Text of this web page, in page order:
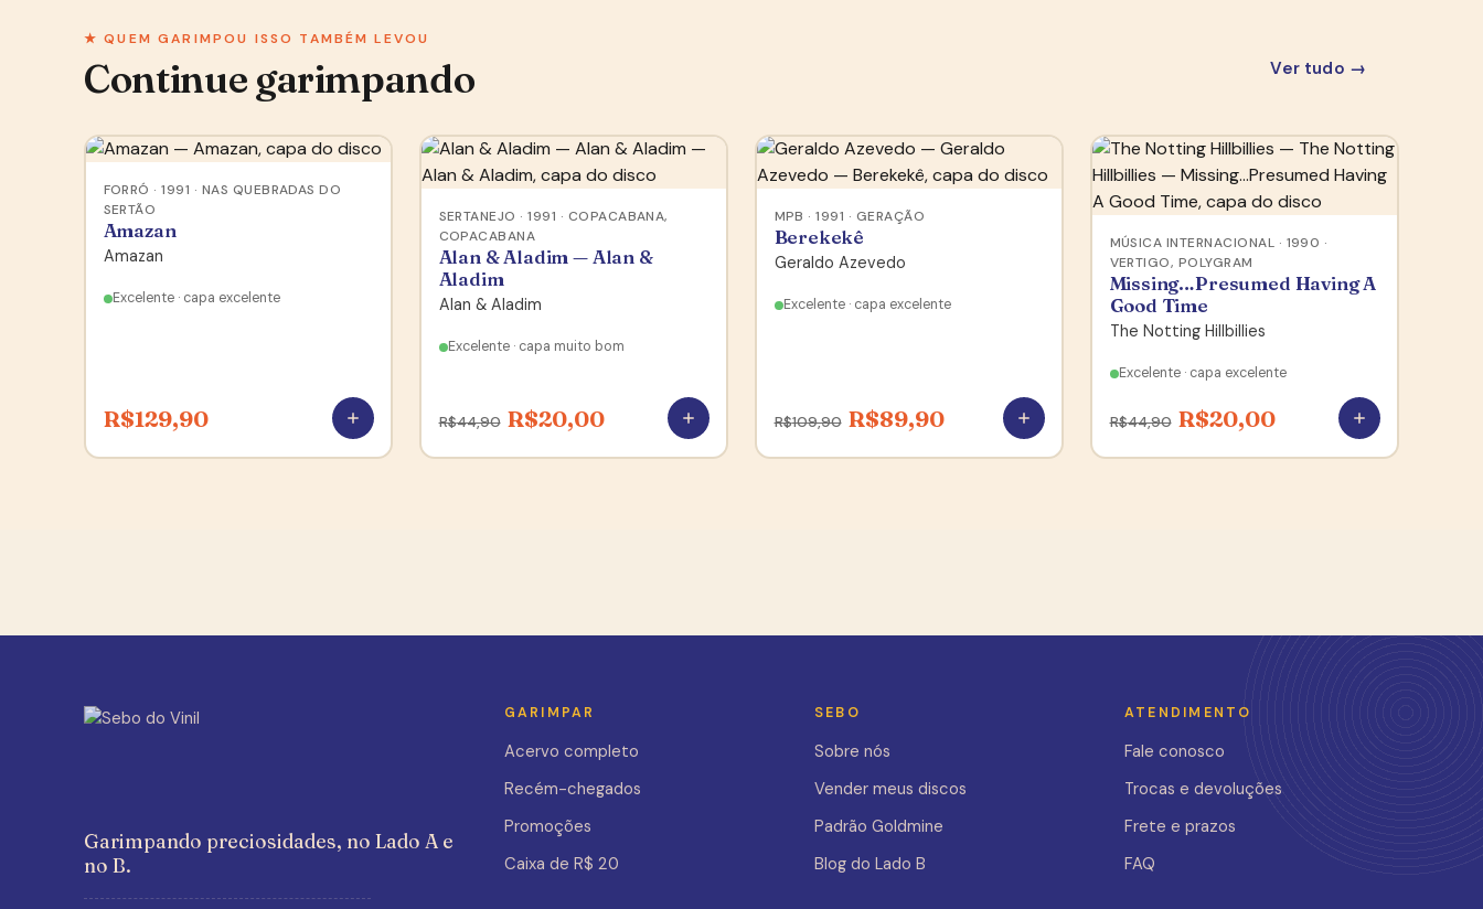
★ QUEM GARIMPOU ISSO TAMBÉM LEVOU
Continue garimpando Ver tudo →
FORRÓ · 1991 · NAS QUEBRADAS DO
SERTÃO
Amazan
Amazan
Excelente · capa excelente
R$129,90
SERTANEJO · 1991 · COPACABANA,
COPACABANA
Alan & Aladim — Alan &
Aladim
Alan & Aladim
Excelente · capa muito bom
R$44,90 R$20,00
MPB · 1991 · GERAÇÃO
Berekekê
Geraldo Azevedo
Excelente · capa excelente
R$109,90 R$89,90
MÚSICA INTERNACIONAL · 1990 ·
VERTIGO, POLYGRAM
Missing…Presumed Having A
Good Time
The Notting Hillbillies
Excelente · capa excelente
R$44,90 R$20,00
Garimpando preciosidades, no Lado A e
no B.
GARIMPAR
Acervo completo
Recém-chegados
Promoções
Caixa de R$ 20
SEBO
Sobre nós
Vender meus discos
Padrão Goldmine
Blog do Lado B
ATENDIMENTO
Fale conosco
Trocas e devoluções
Frete e prazos
FAQ